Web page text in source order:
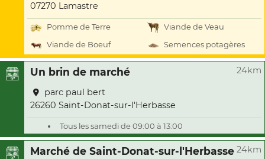
07270 Lamastre
Pomme de Terre
Viande de Veau
Viande de Boeuf
Semences potagères
Un brin de marché 24km
parc paul bert
26260 Saint-Donat-sur-l'Herbasse
Tous les samedi de 09:00 à 13:00
Marché de Saint-Donat-sur-l'Herbasse 24km